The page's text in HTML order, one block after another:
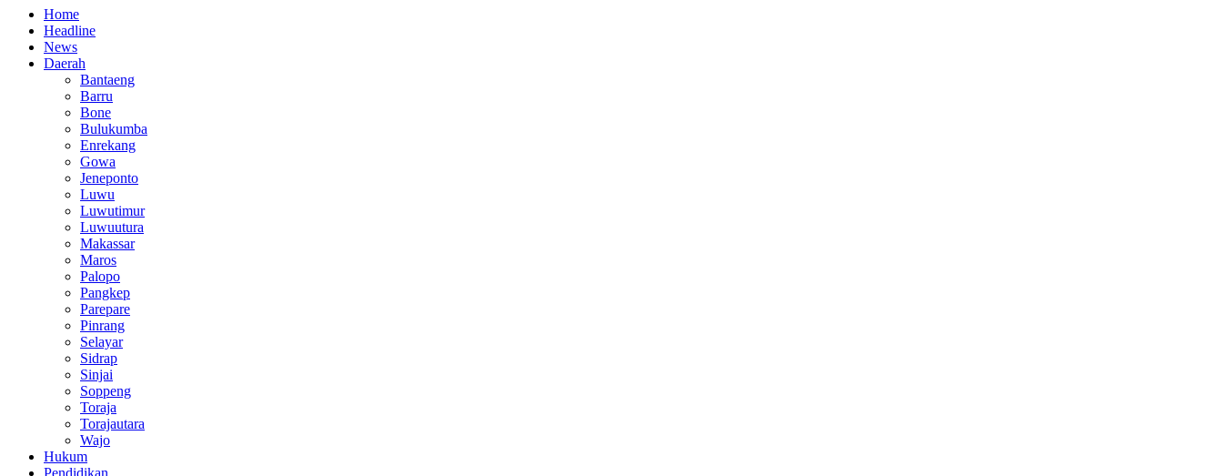
Home
Headline
News
Daerah
Bantaeng
Barru
Bone
Bulukumba
Enrekang
Gowa
Jeneponto
Luwu
Luwutimur
Luwuutura
Makassar
Maros
Palopo
Pangkep
Parepare
Pinrang
Selayar
Sidrap
Sinjai
Soppeng
Toraja
Torajautara
Wajo
Hukum